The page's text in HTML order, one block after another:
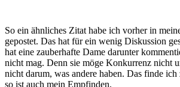
So ein ähnliches Zitat habe ich vorher in
gepostet. Das hat für ein wenig Diskussion
hat eine zauberhafte Dame darunter
nicht mag. Denn sie möge Konkurrenz nicht
nicht darum, was andere haben. Das finde
so ist auch mein Empfinden.